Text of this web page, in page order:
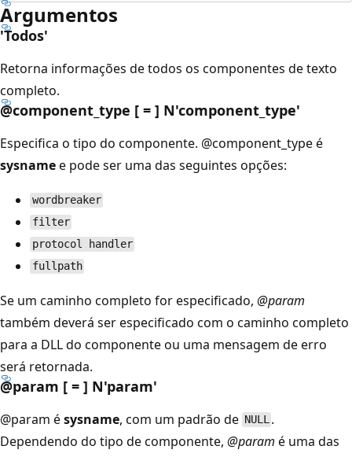
Argumentos
'Todos'
Retorna informações de todos os componentes de texto
completo.
@component_type [ = ] N'component_type'
Especifica o tipo do componente. @component_type é
sysnamee pode ser uma das seguintes opções:
wordbreaker
filter
protocol handler
fullpath
Se um caminho completo for especificado, @param
também deverá ser especificado com o caminho completo
para a DLL do componente ou uma mensagem de erro
será retornada.
@param [ = ] N'param'
@param ésysname, com um padrão de NULL .
Dependendo do tipo de componente, @param é uma das